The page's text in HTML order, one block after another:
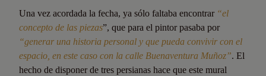
Una vez acordada la fecha, ya sólo faltaba encontrar “el
concepto de las piezas”, que para el pintor pasaba por
“generar una historia personal y que pueda convivir con el
espacio, en este caso con la calle Buenaventura Muñoz”. El
hecho de disponer de tres persianas hace que este mural